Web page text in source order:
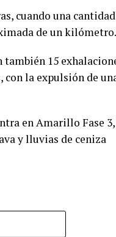
cuando una
de un kilómetro.
15
con la expulsión de
en Amarillo Fase
y lluvias de ceniza